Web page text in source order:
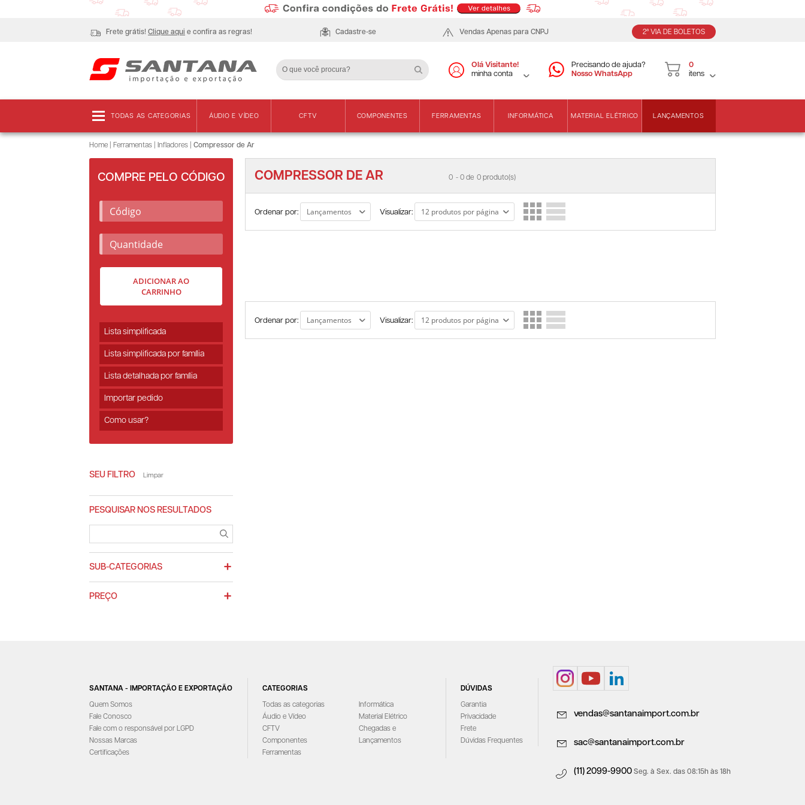
Frete grátis! Clique aqui e confira as regras! Cadastre-se Vendas Apenas para CNPJ 2ª VIA DE BOLETOS
Olá Visitante!
minha conta
Precisando de ajuda?
Nosso WhatsApp
0
itens
TODAS AS CATEGORIAS ÁUDIO E VÍDEO CFTV COMPONENTES FERRAMENTAS INFORMÁTICA MATERIAL ELÉTRICO LANÇAMENTOS
Home Ferramentas Infladores Compressor de Ar
COMPRE PELO CÓDIGO
ADICIONAR AO
CARRINHO
Lista simplificada
Lista simplificada por família
Lista detalhada por família
Importar pedido
Como usar?
SEU FILTRO Limpar
PESQUISAR NOS RESULTADOS
SUB-CATEGORIAS
PREÇO
COMPRESSOR DE AR 0 - 0 de 0 produto(s)
Ordenar por: Visualizar:
Ordenar por: Visualizar:
SANTANA - IMPORTAÇÃO E EXPORTAÇÃO
Quem Somos
Fale Conosco
Fale com o responsável por LGPD
Nossas Marcas
Certificações
CATEGORIAS
Todas as categorias
Áudio e Vídeo
CFTV
Componentes
Ferramentas
Informática
Material Elétrico
Chegadas e
Lançamentos
DÚVIDAS
Garantia
Privacidade
Frete
Dúvidas Frequentes
vendas@santanaimport.com.br
sac@santanaimport.com.br
(11) 2099-9900 Seg. à Sex. das 08:15h às 18h